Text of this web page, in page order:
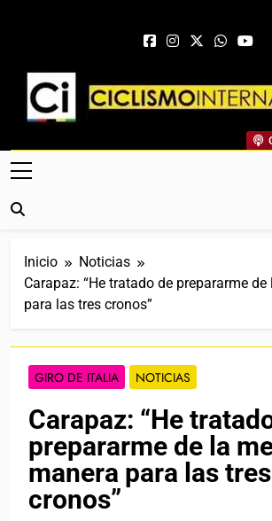
Ciclismo
Web Dedicada Al Ciclismo Mundial.
Crónicas, Previas Y Más. La Web
Inicio
Noticias
Carapaz: “He tratado de prepararme
para las tres cronos”
GIRO DE ITALIA NOTICIAS
Carapaz: “He
prepararme de la
manera para las tres
cronos”